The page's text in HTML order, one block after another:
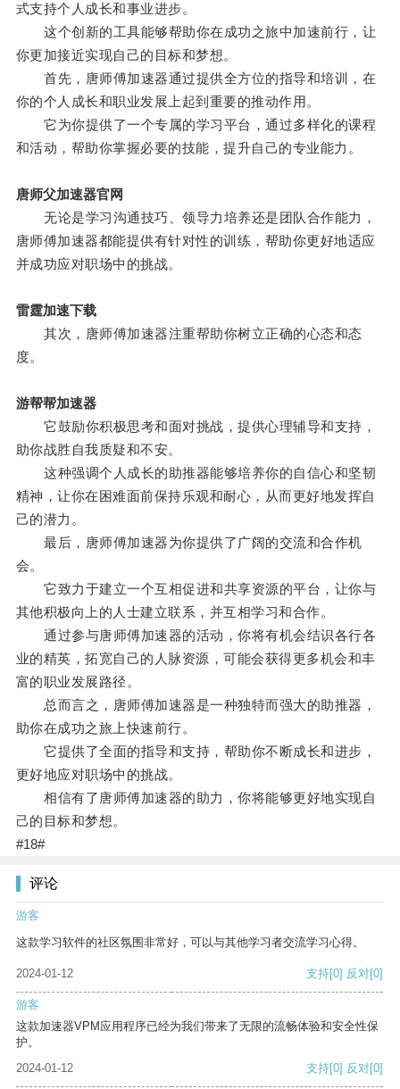
式支持个人成长和事业进步。
这个创新的工具能够帮助你在成功之旅中加速前行，让
你更加接近实现自己的目标和梦想。
首先，唐师傅加速器通过提供全方位的指导和培训，在
你的个人成长和职业发展上起到重要的推动作用。
它为你提供了一个专属的学习平台，通过多样化的课程
和活动，帮助你掌握必要的技能，提升自己的专业能力。
唐师父加速器官网
无论是学习沟通技巧、领导力培养还是团队合作能力，
唐师傅加速器都能提供有针对性的训练，帮助你更好地适应
并成功应对职场中的挑战。
雷霆加速下载
其次，唐师傅加速器注重帮助你树立正确的心态和态
度。
游帮帮加速器
它鼓励你积极思考和面对挑战，提供心理辅导和支持，
助你战胜自我质疑和不安。
这种强调个人成长的助推器能够培养你的自信心和坚韧
精神，让你在困难面前保持乐观和耐心，从而更好地发挥自
己的潜力。
最后，唐师傅加速器为你提供了广阔的交流和合作机
会。
它致力于建立一个互相促进和共享资源的平台，让你与
其他积极向上的人士建立联系，并互相学习和合作。
通过参与唐师傅加速器的活动，你将有机会结识各行各
业的精英，拓宽自己的人脉资源，可能会获得更多机会和丰
富的职业发展路径。
总而言之，唐师傅加速器是一种独特而强大的助推器，
助你在成功之旅上快速前行。
它提供了全面的指导和支持，帮助你不断成长和进步，
更好地应对职场中的挑战。
相信有了唐师傅加速器的助力，你将能够更好地实现自
己的目标和梦想。
#18#
评论
游客
这款学习软件的社区氛围非常好，可以与其他学习者交流学习心得。
2024-01-12 支持[0] 反对[0]
游客
这款加速器VPM应用程序已经为我们带来了无限的流畅体验和安全性保
护。
2024-01-12
支持[0] 反对[0]